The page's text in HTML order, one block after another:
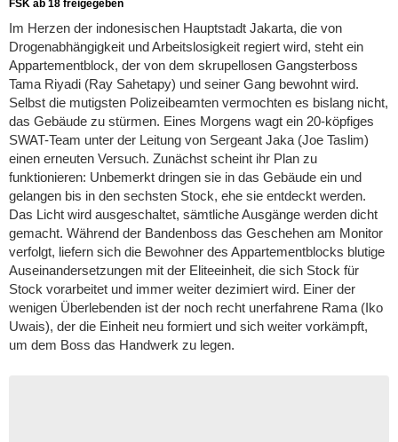
FSK ab 18 freigegeben
Im Herzen der indonesischen Hauptstadt Jakarta, die von
Drogenabhängigkeit und Arbeitslosigkeit regiert wird, steht ein
Appartementblock, der von dem skrupellosen Gangsterboss
Tama Riyadi (Ray Sahetapy) und seiner Gang bewohnt wird.
Selbst die mutigsten Polizeibeamten vermochten es bislang nicht,
das Gebäude zu stürmen. Eines Morgens wagt ein 20-köpfiges
SWAT-Team unter der Leitung von Sergeant Jaka (Joe Taslim)
einen erneuten Versuch. Zunächst scheint ihr Plan zu
funktionieren: Unbemerkt dringen sie in das Gebäude ein und
gelangen bis in den sechsten Stock, ehe sie entdeckt werden.
Das Licht wird ausgeschaltet, sämtliche Ausgänge werden dicht
gemacht. Während der Bandenboss das Geschehen am Monitor
verfolgt, liefern sich die Bewohner des Appartementblocks blutige
Auseinandersetzungen mit der Eliteeinheit, die sich Stock für
Stock vorarbeitet und immer weiter dezimiert wird. Einer der
wenigen Überlebenden ist der noch recht unerfahrene Rama (Iko
Uwais), der die Einheit neu formiert und sich weiter vorkämpft,
um dem Boss das Handwerk zu legen.